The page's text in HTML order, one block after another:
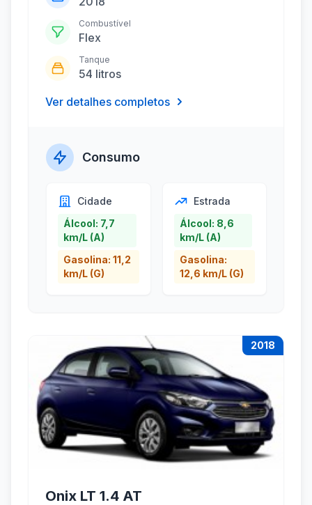
Combustível
Flex
Tanque
54 litros
Ver detalhes completos
Consumo
Cidade
Álcool: 7,7
km/L (A)
Gasolina: 11,2
km/L (G)
Estrada
Álcool: 8,6
km/L (A)
Gasolina:
12,6 km/L (G)
2018
Onix LT 1.4 AT